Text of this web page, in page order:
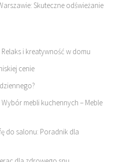
Skuteczne odświeżanie
i kreatywność w domu
cenie
mebli kuchennych – Meble
do salonu: Poradnik dla